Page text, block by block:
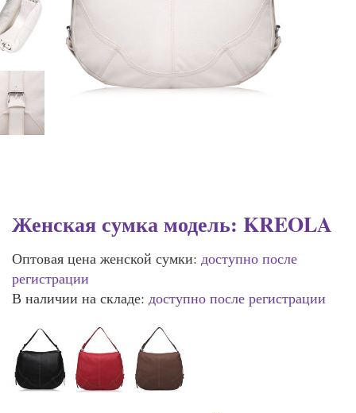
Женская сумка модель: KREOLA
Оптовая цена женской сумки: доступно после
регистрации
В наличии на складе: доступно после регистрации